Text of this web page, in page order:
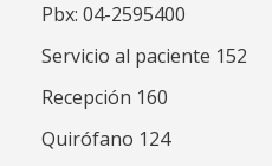
Pbx: 04-2595400
Servicio al paciente 152
Recepción 160
Quirófano 124